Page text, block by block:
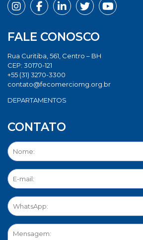
FALE CONOSCO
Rua Curitiba, 561, Centro – BH
CEP: 30170-121
+55 (31) 3270-3300
contato@fecomerciomg.org.br
DEPARTAMENTOS
CONTATO